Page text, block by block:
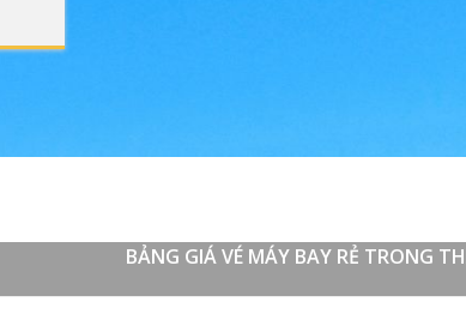
BẢNG GIÁ VÉ MÁY BAY RẺ TRONG